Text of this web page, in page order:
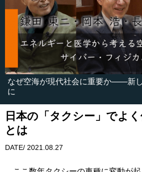
なぜ空海が現代社会に重要か――新
に
日本の「タクシー」でよ
とは
DATE/ 2021.08.27